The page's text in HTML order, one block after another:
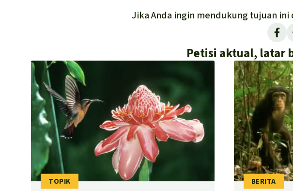
Jika Anda ingin mendukung tujuan
Petisi aktual, latar